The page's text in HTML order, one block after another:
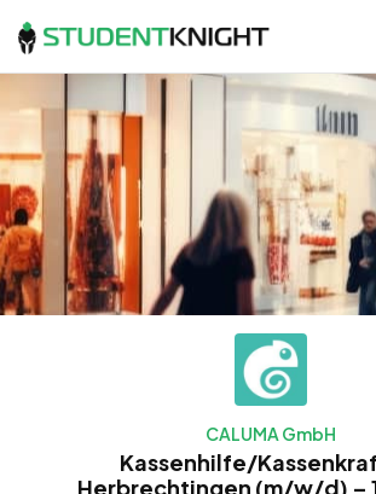
CALUMA GmbH
Kassenhilfe/
Herbrechtingen (m/w/d) –